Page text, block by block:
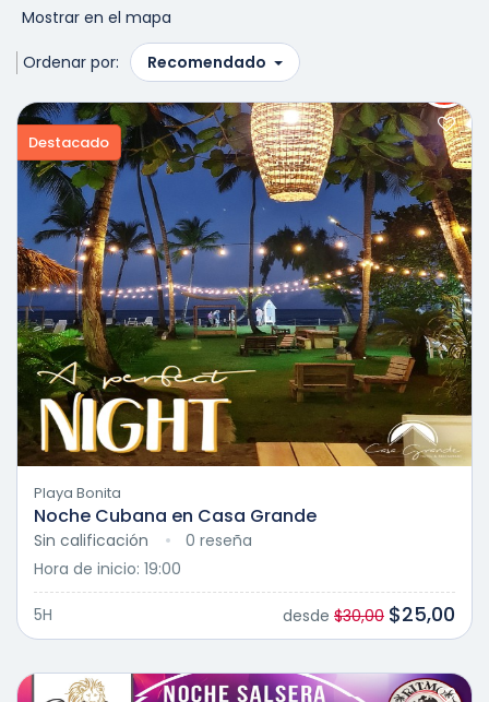
Mostrar en el mapa
Ordenar por: Recomendado
Destacado
Playa Bonita
Noche Cubana en Casa Grande
Sin calificación
0 reseña
Hora de inicio: 19:00
5H desde $30,00 $25,00